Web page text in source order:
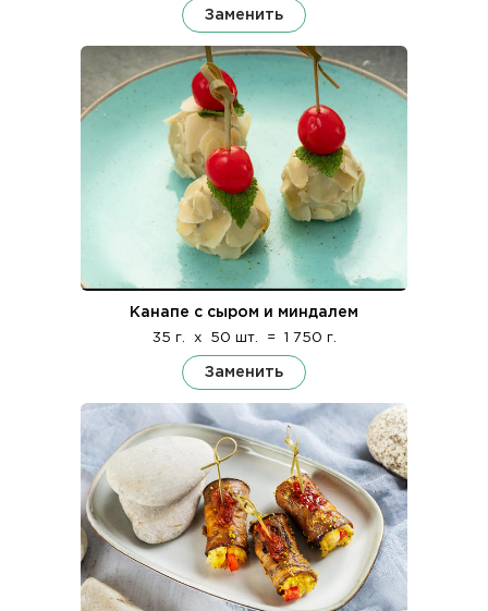
Заменить
Канапе с сыром и миндалем
35 г. x 50 шт. = 1 750 г.
Заменить